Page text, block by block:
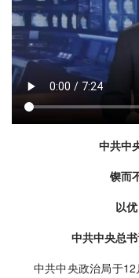
中共中
锲而
以
中共中央总
中共中央政治局于